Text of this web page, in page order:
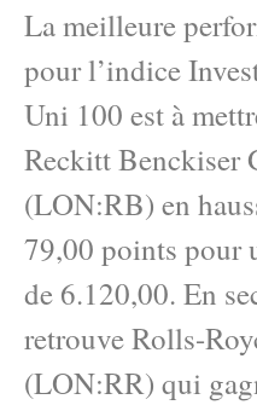
La meilleure
pour l’indice
Uni 100 est à
Reckitt Benckiser
(LON:RB) en
79,00 points pour
de 6.120,00. En
retrouve Rolls-
(LON:RR) qui